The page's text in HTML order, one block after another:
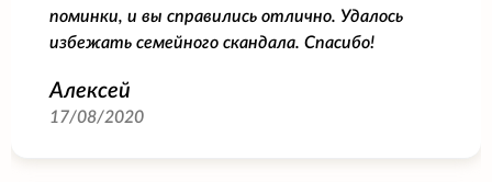
поминки, и вы справились отлично. Удалось
избежать семейного скандала. Спасибо!
Алексей
17/08/2020